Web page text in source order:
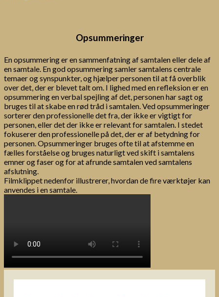
Opsummeringer
En opsummering er en sammenfatning af samtalen eller dele af
en samtale. En god opsummering samler samtalens centrale
temaer og synspunkter, og hjælper personen til at få overblik
over det, der er blevet talt om. I lighed med en refleksion er en
opsummering en verbal spejling af det, personen har sagt og
bruges til at skabe en rød tråd i samtalen. Ved opsummeringer
sorterer den professionelle det fra, der ikke er vigtigt for
personen, eller det der ikke er relevant for samtalen. I stedet
fokuserer den professionelle på det, der er af betydning for
personen. Opsummeringer bruges ofte til at afstemme en
fælles forståelse og bruges naturligt ved skift i samtalens
emner og faser og for at afrunde samtalen ved samtalens
afslutning.
Filmklippet nedenfor illustrerer, hvordan de fire værktøjer kan
anvendes i en samtale.